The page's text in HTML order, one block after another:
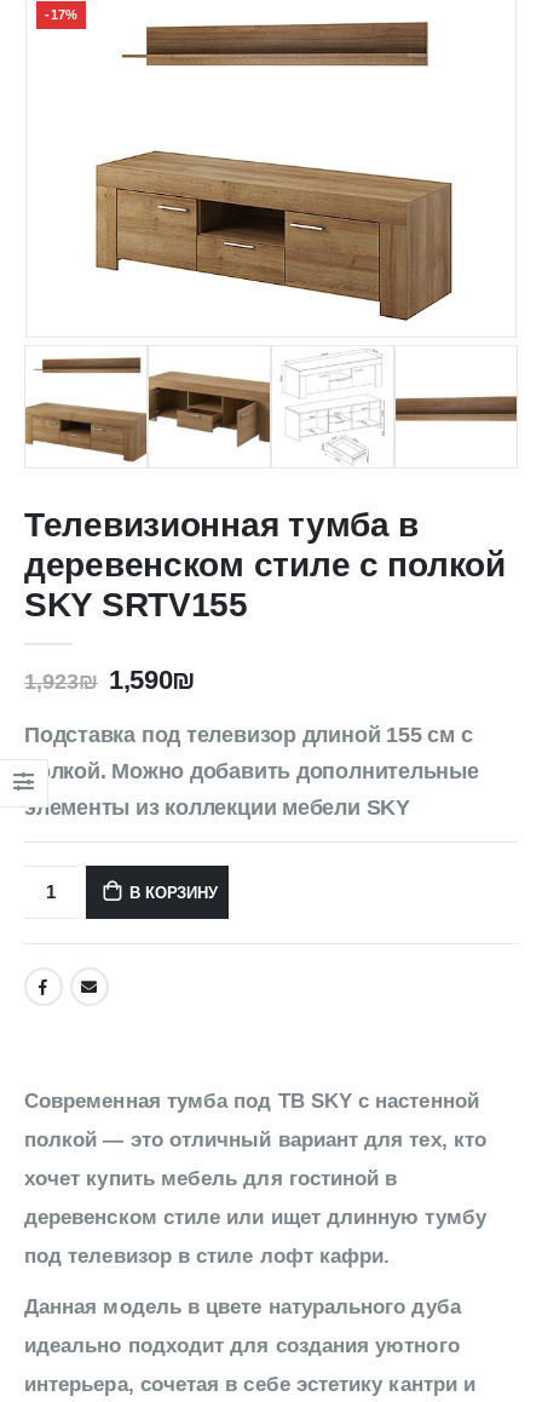
-17%
Телевизионная тумба в
деревенском стиле с полкой
SKY SRTV155
1,923₪ 1,590₪
Подставка под телевизор длиной 155 см с
полкой. Можно добавить дополнительные
элементы из коллекции мебели SKY
В КОРЗИНУ
Современная тумба под ТВ SKY с настенной
полкой — это отличный вариант для тех, кто
хочет купить мебель для гостиной в
деревенском стиле или ищет длинную тумбу
под телевизор в стиле лофт кафри.
Данная модель в цвете натурального дуба
идеально подходит для создания уютного
интерьера, сочетая в себе эстетику кантри и